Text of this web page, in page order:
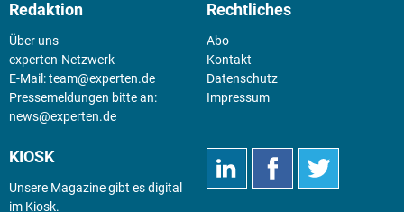
Redaktion
Über uns
experten-Netzwerk
E-Mail:team@experten.de
Pressemeldungen bitte an:
news@experten.de
Rechtliches
Abo
Kontakt
Datenschutz
Impressum
KIOSK
Unsere Magazine gibt es digital
im Kiosk.